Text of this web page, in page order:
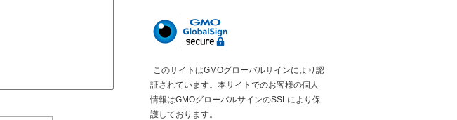
このサイトはGMOグローバルサインにより認
証されています。本サイトでのお客様の個人
情報はGMOグローバルサインのSSLにより保
護しております。